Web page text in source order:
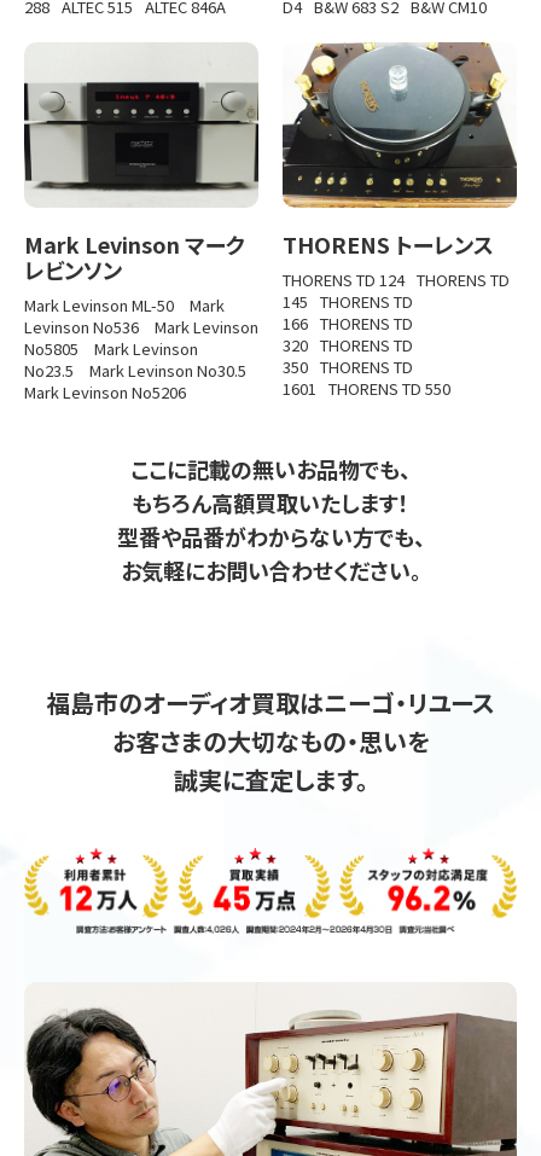
288 ALTEC 515 ALTEC 846A D4 B&W 683 S2 B&W CM10
Mark Levinson マーク
レビンソン
Mark Levinson ML-50
Mark
Levinson No536
Mark Levinson
No5805
Mark Levinson
No23.5
Mark Levinson No30.5
Mark Levinson No5206
THORENS トーレンス
THORENS TD 124 THORENS TD
145 THORENS TD
166 THORENS TD
320 THORENS TD
350 THORENS TD
1601 THORENS TD 550
ここに記載の無いお品物でも、
もちろん高額買取いたします！
型番や品番がわからない方でも、
お気軽にお問い合わせください。
福島市のオーディオ買取はニーゴ・リユース
お客さまの大切なもの・思いを
誠実に査定します。